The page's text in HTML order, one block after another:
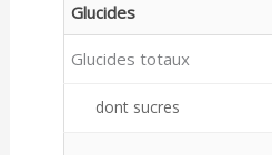
Glucides
Glucides totaux
dont sucres